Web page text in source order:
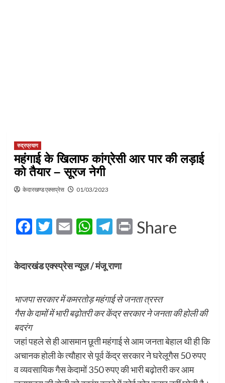
रुद्रप्रयाग
महंगाई के खिलाफ कांग्रेसी आर पार की लड़ाई
को तैयार – सूरज नेगी
केदारखण्ड एक्सप्रेस 01/03/2023
Facebook
Twitter
EmailWhatsApp
Telegram
Print
Share
केदारखंड एक्स्प्रेस न्यूज़ / मंजू राणा
भाजपा सरकार में कमरतोड़ महंगाई से जनता त्रस्त
गैस के दामों में भारी बढ़ोतरी कर केंद्र सरकार ने जनता की होली की
बदरंग
जहां पहले से ही आसमान छूती महंगाई से आम जनता बेहाल थी ही कि
अचानक होली के त्यौहार से पूर्व केंद्र सरकार ने घरेलूगैस 50 रुपए
व व्यवसायिक गैस केदामों 350 रुपए की भारी बढ़ोतरी कर आम